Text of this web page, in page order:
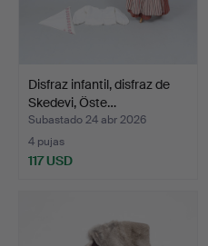
Disfraz infantil, disfraz de
Skedevi, Öste…
Subastado 24 abr 2026
4 pujas
117 USD